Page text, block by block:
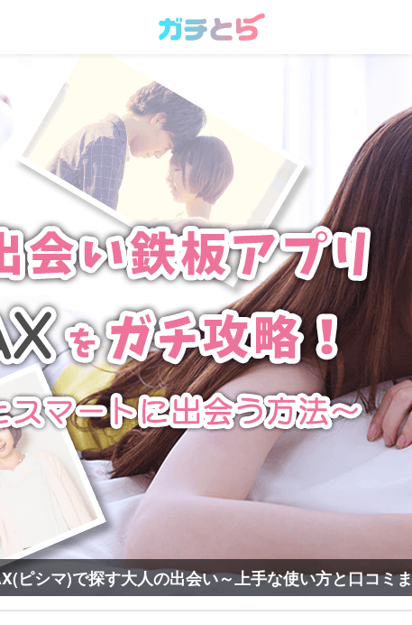
ピシマ)で探す大人の出会い～上手な使い方と口コミ